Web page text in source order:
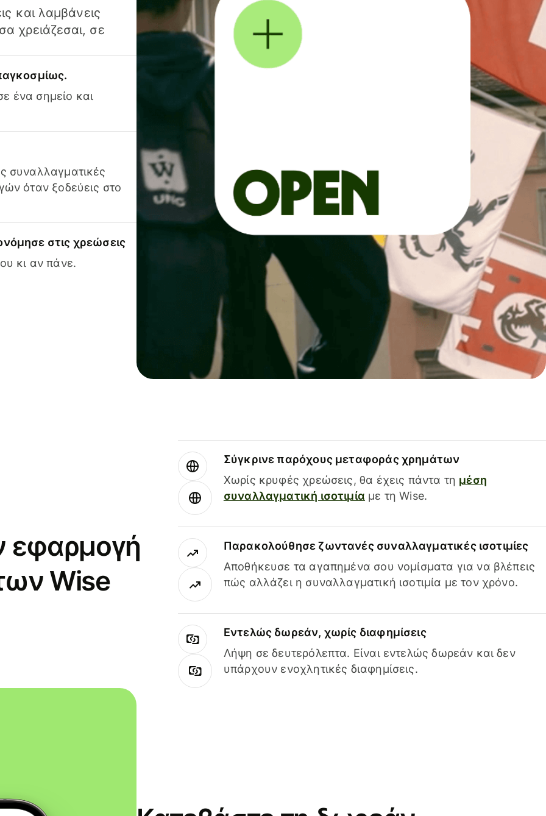
και λαμβάνεις
χρειάζεσαι, σε
ένα σημείο και
συναλλαγματικές
όταν ξοδεύεις στο
στις χρεώσεις
κι αν πάνε.
εφαρμογή
Wise
Σύγκρινε παρόχους μεταφοράς χρημάτων
Χωρίς κρυφές χρεώσεις, θα έχεις πάντα τη μέση
συναλλαγματική ισοτιμία με τη Wise.
Παρακολούθησε ζωντανές συναλλαγματικές ισοτιμίες
Αποθήκευσε τα αγαπημένα σου νομίσματα για να βλέπεις
πώς αλλάζει η συναλλαγματική ισοτιμία με τον χρόνο.
Εντελώς δωρεάν, χωρίς διαφημίσεις
Λήψη σε δευτερόλεπτα. Είναι εντελώς δωρεάν και δεν
υπάρχουν ενοχλητικές διαφημίσεις.